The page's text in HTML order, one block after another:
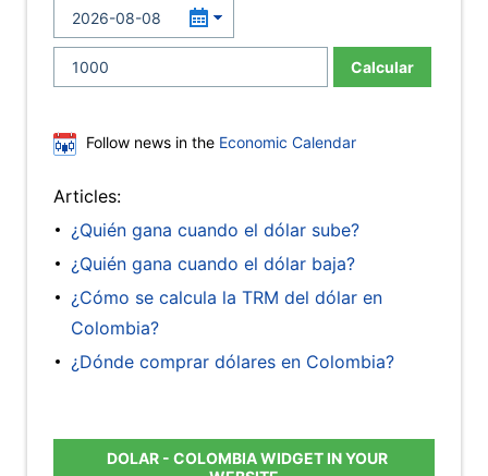
Calcular
Follow news in the Economic Calendar
Articles:
¿Quién gana cuando el dólar sube?
¿Quién gana cuando el dólar baja?
¿Cómo se calcula la TRM del dólar en
Colombia?
¿Dónde comprar dólares en Colombia?
DOLAR - COLOMBIA WIDGET IN YOUR